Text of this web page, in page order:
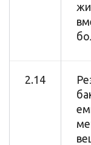
2.14